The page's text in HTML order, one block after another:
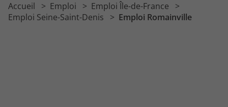
Accueil Emploi
Emploi Île-de-France
Emploi Seine-Saint-Denis
Emploi Romainville